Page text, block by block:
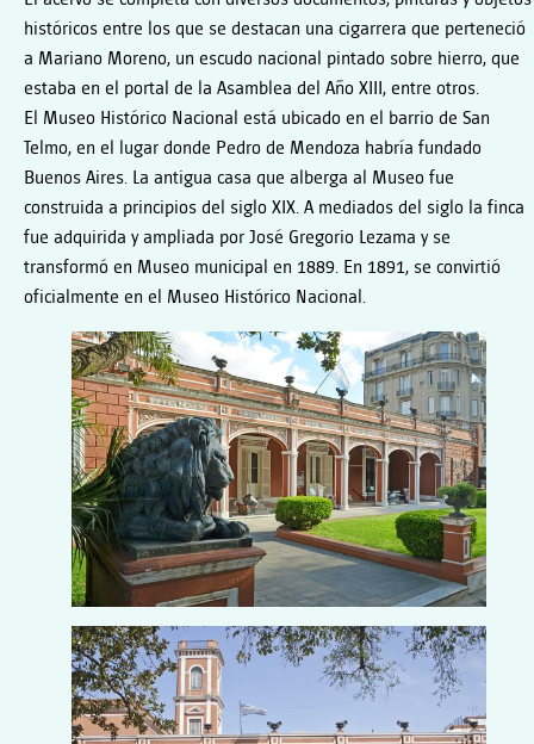
históricos entre los que se destacan una cigarrera que perteneció
a Mariano Moreno, un escudo nacional pintado sobre hierro, que
estaba en el portal de la Asamblea del Año XIII, entre otros.
El Museo Histórico Nacional está ubicado en el barrio de San
Telmo, en el lugar donde Pedro de Mendoza habría fundado
Buenos Aires. La antigua casa que alberga al Museo fue
construida a principios del siglo XIX. A mediados del siglo la finca
fue adquirida y ampliada por José Gregorio Lezama y se
transformó en Museo municipal en 1889. En 1891, se convirtió
oficialmente en el Museo Histórico Nacional.